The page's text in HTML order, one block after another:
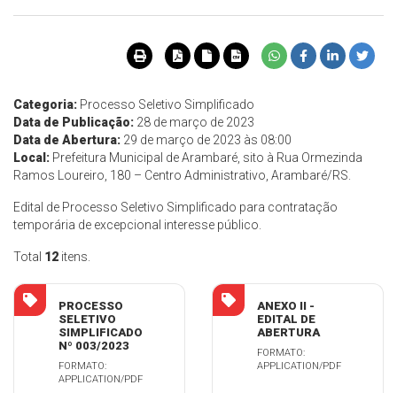
Categoria: Processo Seletivo Simplificado
Data de Publicação: 28 de março de 2023
Data de Abertura: 29 de março de 2023 às 08:00
Local: Prefeitura Municipal de Arambaré, sito à Rua Ormezinda
Ramos Loureiro, 180 – Centro Administrativo, Arambaré/RS.
Edital de Processo Seletivo Simplificado para contratação
temporária de excepcional interesse público.
Total 12 itens.
PROCESSO
SELETIVO
SIMPLIFICADO
Nº 003/2023
FORMATO:
APPLICATION/PDF
ANEXO II -
EDITAL DE
ABERTURA
FORMATO:
APPLICATION/PDF